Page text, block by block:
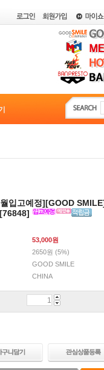
입고예정][GOOD
53,000원
2650원 (5%)
GOOD SMILE
CHINA